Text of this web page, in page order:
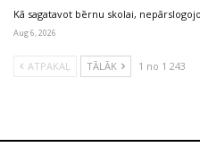
Kā sagatavot bērnu skolai,
Aug 6, 2026
ATPAKAĻ TĀLĀK 1 no 1 243